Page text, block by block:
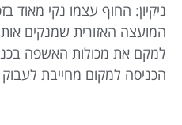
ניקיון: החוף עצמו נקי מאוד
המועצה האזורית שמנקים
למקם את מכולות האשפה
הכניסה למקום מחייבת